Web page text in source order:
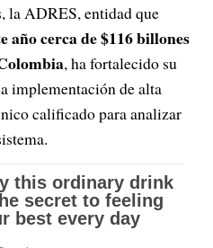
la ADRES, entidad que
año cerca de $116 billones
, ha fortalecido su
implementación de alta
calificado para analizar